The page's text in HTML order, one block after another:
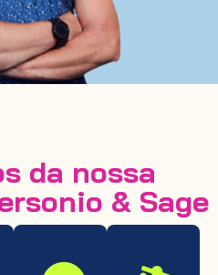
da nossa
& Sage